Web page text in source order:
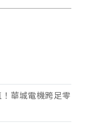
華城電機跨足零